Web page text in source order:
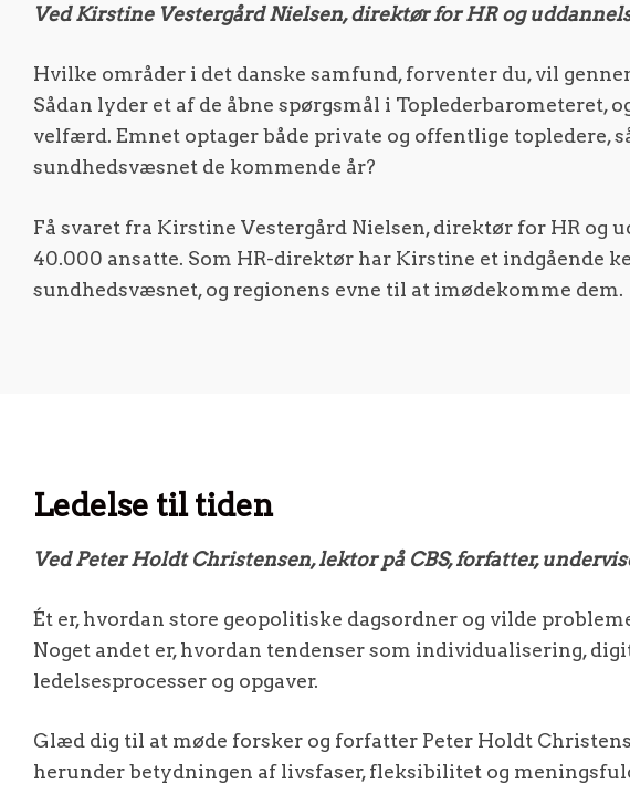
Ved Kirstine Vestergård Nielsen, direktør for HR og
Hvilke områder i det danske samfund, forventer du, vil
Sådan lyder et af de åbne spørgsmål i Toplederbarometeret,
velfærd. Emnet optager både private og offentlige topledere,
sundhedsvæsnet de kommende år?
Få svaret fra Kirstine Vestergård Nielsen, direktør for HR og
40.000 ansatte. Som HR-direktør har Kirstine et indgående
sundhedsvæsnet, og regionens evne til at imødekomme
Ledelse til tiden
Ved Peter Holdt Christensen, lektor på CBS, forfatter,
Ét er, hvordan store geopolitiske dagsordner og vilde
Noget andet er, hvordan tendenser som individualisering,
ledelsesprocesser og opgaver.
Glæd dig til at møde forsker og forfatter Peter Holdt
herunder betydningen af livsfaser, fleksibilitet og